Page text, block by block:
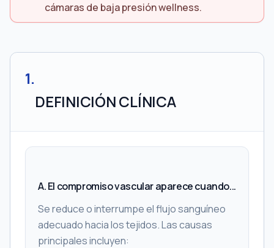
cámaras de baja presión wellness.
1.
DEFINICIÓN CLÍNICA
A. El compromiso vascular aparece cuando...
Se reduce o interrumpe el flujo sanguíneo
adecuado hacia los tejidos. Las causas
principales incluyen: